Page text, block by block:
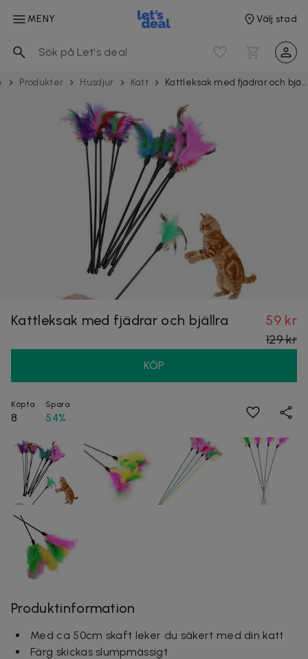
MENY Välj stad
Produkter Husdjur Katt Kattleksak med fjädrar och bjällra
Kattleksak med fjädrar och bjällra 59 kr
129 kr
KÖP
Köpta
8
Spara
54%
Produktinformation
Med ca 50cm skaft leker du säkert med din katt
Färg skickas slumpmässigt